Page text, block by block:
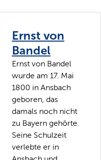
Ernst von
Bandel
Ernst von Bandel
wurde am 17. Mai
1800 in Ansbach
geboren, das
damals noch nicht
zu Bayern gehörte.
Seine Schulzeit
verlebte er in